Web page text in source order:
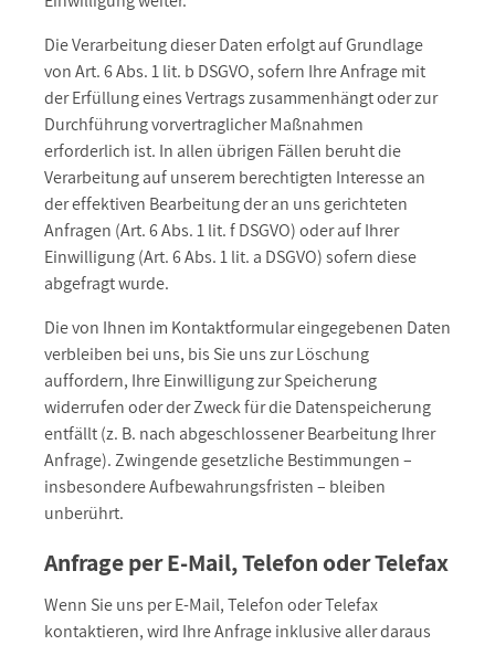
Die Verarbeitung dieser Daten erfolgt auf Grundlage
von Art. 6 Abs. 1 lit. b DSGVO, sofern Ihre Anfrage mit
der Erfüllung eines Vertrags zusammenhängt oder zur
Durchführung vorvertraglicher Maßnahmen
erforderlich ist. In allen übrigen Fällen beruht die
Verarbeitung auf unserem berechtigten Interesse an
der effektiven Bearbeitung der an uns gerichteten
Anfragen (Art. 6 Abs. 1 lit. f DSGVO) oder auf Ihrer
Einwilligung (Art. 6 Abs. 1 lit. a DSGVO) sofern diese
abgefragt wurde.
Die von Ihnen im Kontaktformular eingegebenen Daten
verbleiben bei uns, bis Sie uns zur Löschung
auffordern, Ihre Einwilligung zur Speicherung
widerrufen oder der Zweck für die Datenspeicherung
entfällt (z. B. nach abgeschlossener Bearbeitung Ihrer
Anfrage). Zwingende gesetzliche Bestimmungen –
insbesondere Aufbewahrungsfristen – bleiben
unberührt.
Anfrage per E-Mail, Telefon oder Telefax
Wenn Sie uns per E-Mail, Telefon oder Telefax
kontaktieren, wird Ihre Anfrage inklusive aller daraus